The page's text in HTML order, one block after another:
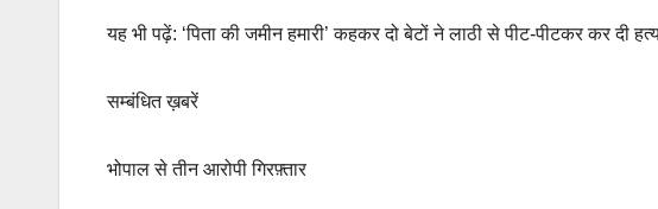
यह भी पढ़ें: ‘पिता की जमीन हमारी’ कहकर दो बेटों ने लाठी से पीट-पीटकर कर दी
सम्बंधित ख़बरें
भोपाल से तीन आरोपी गिरफ़्तार